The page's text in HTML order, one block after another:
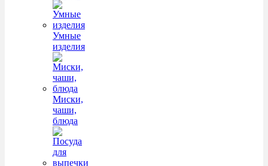
Умные
изделия
Миски,
чаши,
блюда